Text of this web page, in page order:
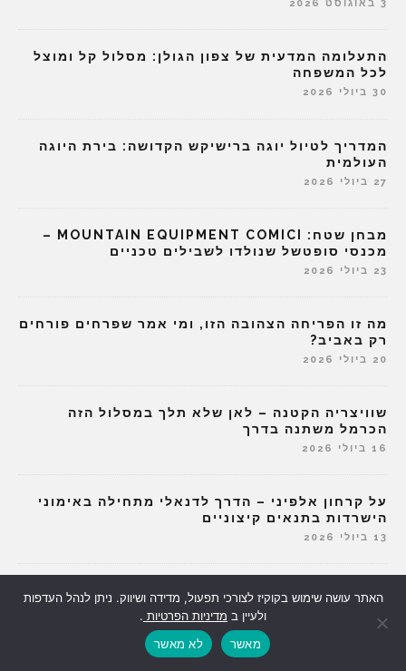
3 באוגוסט 2026
התעלומה המדעית של צפון הגולן: מסלול קל ומוצל
לכל המשפחה
30 ביולי 2026
המדריך לטיול יוגה ברישיקש הקדושה: בירת היוגה
העולמית
27 ביולי 2026
מבחן שטח: MOUNTAIN EQUIPMENT COMICI –
מכנסי סופטשל שנולדו לשבילים טכניים
23 ביולי 2026
מה זו הפריחה הצהובה הזו, ומי אמר שפרחים פורחים
רק באביב?
20 ביולי 2026
שוויצריה הקטנה – לאן שלא תלך במסלול הזה
הכרמל משתנה בדרך
16 ביולי 2026
על קרחון אלפיני – הדרך לדנאלי מתחילה באימוני
הישרדות בתנאים קיצוניים
13 ביולי 2026
איך שק של תפוחי אדמה עזר לנו לצאת למדבר
ולהשאיר את הפחדים מאחור
9 ביולי 2026
האתר עושה שימוש בקוקיז לצורכי תפעול, מדידה ושיווק. ניתן לנהל העדפות
ולעיין ב מדיניות הפרטיות .
מאשר
לא מאשר